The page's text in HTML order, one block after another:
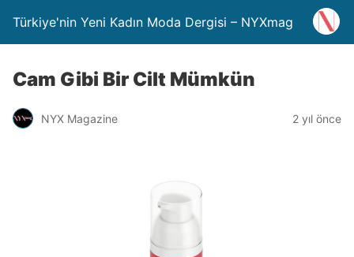
Türkiye'nin Yeni Kadın Moda Dergisi – NYXmag
Cam Gibi Bir Cilt Mümkün
NYX Magazine 2 yıl önce